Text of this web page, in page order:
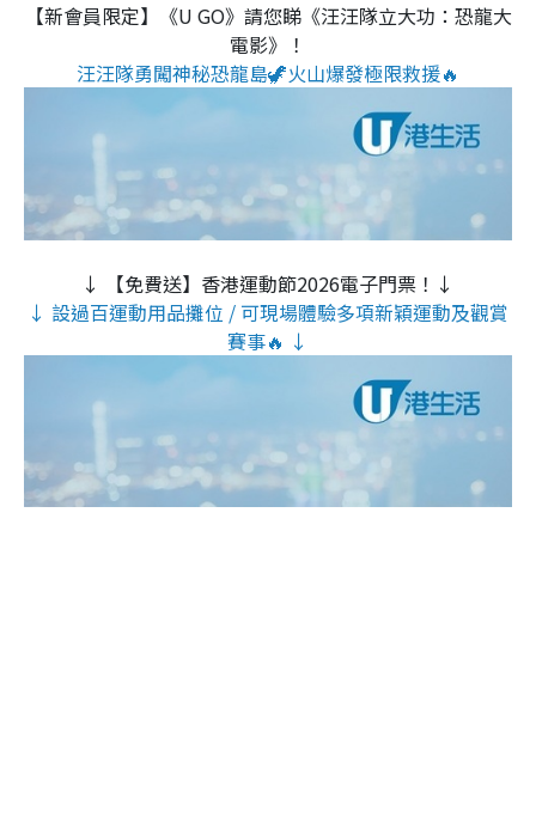
【新會員限定】《U GO》請您睇《汪汪隊立大功：恐龍大
電影》！
汪汪隊勇闖神秘恐龍島🦖火山爆發極限救援🔥
↓ 【免費送】香港運動節2026電子門票！↓
↓ 設過百運動用品攤位 / 可現場體驗多項新穎運動及觀賞
賽事🔥 ↓